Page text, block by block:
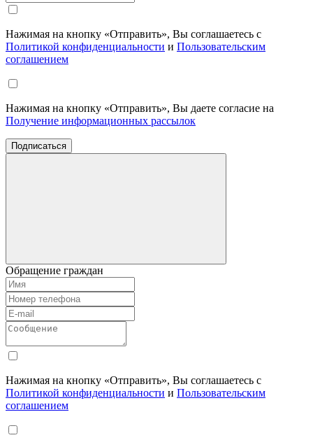
Нажимая на кнопку «Отправить», Вы соглашаетесь с
Политикой конфиденциальности и Пользовательским
соглашением
Нажимая на кнопку «Отправить», Вы даете согласие на
Получение информационных рассылок
Подписаться
Обращение граждан
Нажимая на кнопку «Отправить», Вы соглашаетесь с
Политикой конфиденциальности и Пользовательским
соглашением